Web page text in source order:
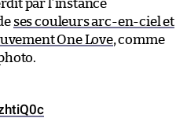
par l’instance
ses couleurs arc-en-ciel et
One Love, comme